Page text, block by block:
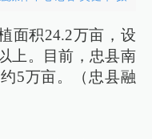
面积24.2万亩，设
上。目前，忠县南
5万亩。（忠县融